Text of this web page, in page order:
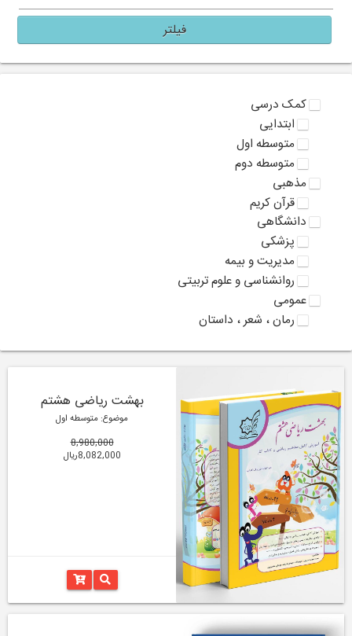
فیلتر
کمک درسی
ابتدایی
متوسطه اول
متوسطه دوم
مذهبی
قرآن کریم
دانشگاهی
پزشکی
مدیریت و بیمه
روانشناسی و علوم تربیتی
عمومی
رمان ، شعر ، داستان
بهشت ریاضی هشتم
موضوع: متوسطه اول
8,980,000
8,082,000ریال